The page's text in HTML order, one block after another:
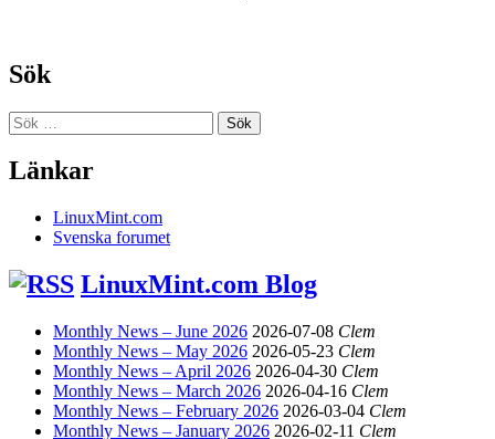
Sök
Sök
efter:
Länkar
LinuxMint.com
Svenska forumet
LinuxMint.com Blog
Monthly News – June 2026 2026-07-08 Clem
Monthly News – May 2026 2026-05-23 Clem
Monthly News – April 2026 2026-04-30 Clem
Monthly News – March 2026 2026-04-16 Clem
Monthly News – February 2026 2026-03-04 Clem
Monthly News – January 2026 2026-02-11 Clem